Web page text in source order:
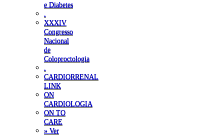
e Diabetes
XXXIV
Congresso
Nacional
de
Coloproctologia
CARDIORRENAL
LINK
ON
CARDIOLOGIA
ON TO
CARE
» Ver